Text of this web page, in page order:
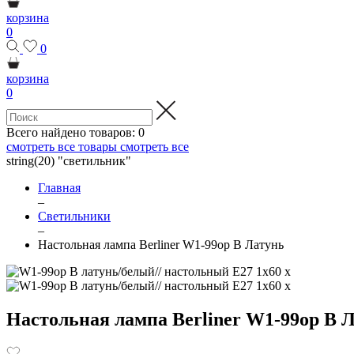
корзина
0
0
корзина
0
Всего найдено товаров: 0
смотреть все товары смотреть все
string(20) "светильник"
Главная
–
Светильники
–
Настольная лампа Berliner W1-99op B Латунь
Настольная лампа Berliner W1-99op B